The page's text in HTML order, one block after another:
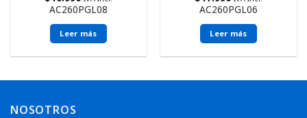
AC260PGL08
Leer más
AC260PGL06
Leer más
NOSOTROS